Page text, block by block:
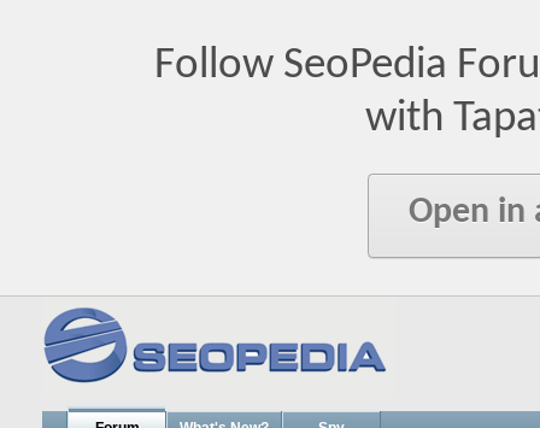
Follow SeoPedia
with
Open in